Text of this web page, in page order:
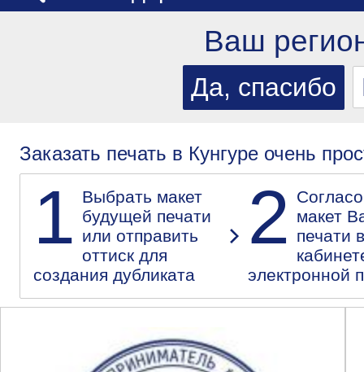
Ваш
Заказать печать в Кунгуре очень
1 Выбрать макет
будущей печати
или отправить
оттиск для
создания дубликата
2
макет
печати
электронной